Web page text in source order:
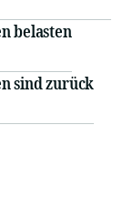
belasten
sind zurück